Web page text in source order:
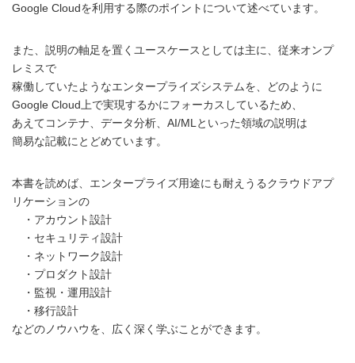
Google Cloudを利用する際のポイントについて述べています。
また、説明の軸足を置くユースケースとしては主に、従来オンプ
レミスで
稼働していたようなエンタープライズシステムを、どのように
Google Cloud上で実現するかにフォーカスしているため、
あえてコンテナ、データ分析、AI/MLといった領域の説明は
簡易な記載にとどめています。
本書を読めば、エンタープライズ用途にも耐えうるクラウドアプ
リケーションの
・アカウント設計
・セキュリティ設計
・ネットワーク設計
・プロダクト設計
・監視・運用設計
・移行設計
などのノウハウを、広く深く学ぶことができます。